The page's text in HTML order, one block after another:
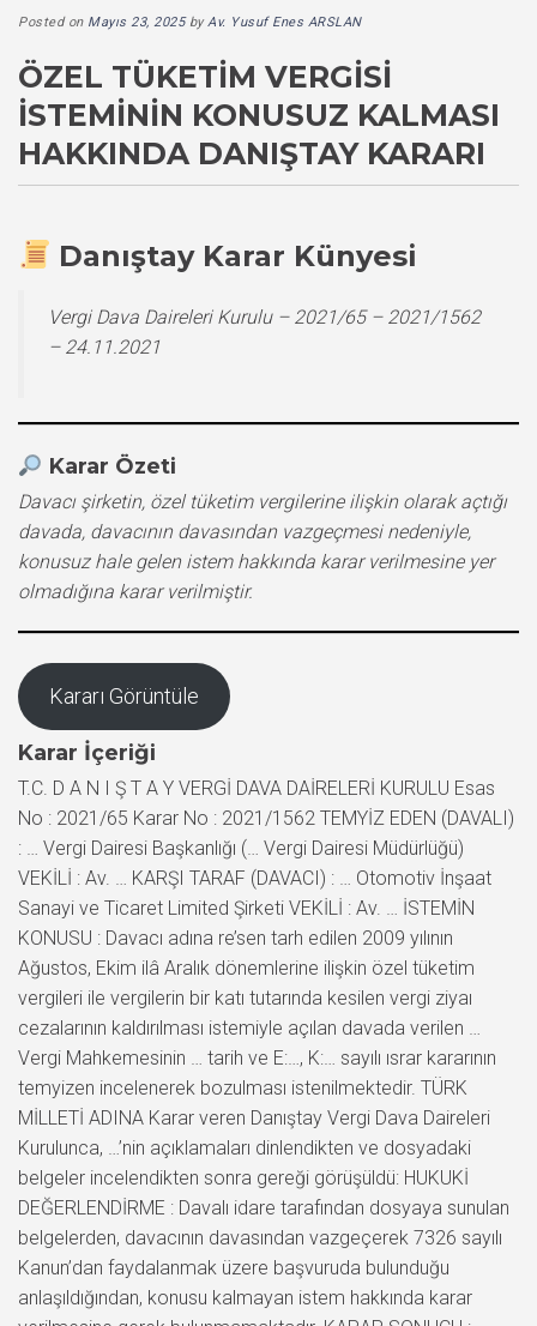
Posted on Mayıs 23, 2025byAv. Yusuf Enes ARSLAN
ÖZEL TÜKETIM VERGISI
İSTEMININ KONUSUZ KALMASI
HAKKINDA DANIŞTAY KARARI
Danıştay Karar Künyesi
Vergi Dava Daireleri Kurulu – 2021/65 – 2021/1562
– 24.11.2021
Karar Özeti
Davacı şirketin, özel tüketim vergilerine ilişkin olarak açtığı
davada, davacının davasından vazgeçmesi nedeniyle,
konusuz hale gelen istem hakkında karar verilmesine yer
olmadığına karar verilmiştir.
Kararı Görüntüle
Karar İçeriği
T.C. D A N I Ş T A Y VERGİ DAVA DAİRELERİ KURULU Esas
No : 2021/65 Karar No : 2021/1562 TEMYİZ EDEN (DAVALI)
: … Vergi Dairesi Başkanlığı (… Vergi Dairesi Müdürlüğü)
VEKİLİ : Av. … KARŞI TARAF (DAVACI) : … Otomotiv İnşaat
Sanayi ve Ticaret Limited Şirketi VEKİLİ : Av. … İSTEMİN
KONUSU : Davacı adına re’sen tarh edilen 2009 yılının
Ağustos, Ekim ilâ Aralık dönemlerine ilişkin özel tüketim
vergileri ile vergilerin bir katı tutarında kesilen vergi ziyaı
cezalarının kaldırılması istemiyle açılan davada verilen …
Vergi Mahkemesinin … tarih ve E:…, K:… sayılı ısrar kararının
temyizen incelenerek bozulması istenilmektedir. TÜRK
MİLLETİ ADINA Karar veren Danıştay Vergi Dava Daireleri
Kurulunca, …’nin açıklamaları dinlendikten ve dosyadaki
belgeler incelendikten sonra gereği görüşüldü: HUKUKİ
DEĞERLENDİRME : Davalı idare tarafından dosyaya sunulan
belgelerden, davacının davasından vazgeçerek 7326 sayılı
Kanun’dan faydalanmak üzere başvuruda bulunduğu
anlaşıldığından, konusu kalmayan istem hakkında karar